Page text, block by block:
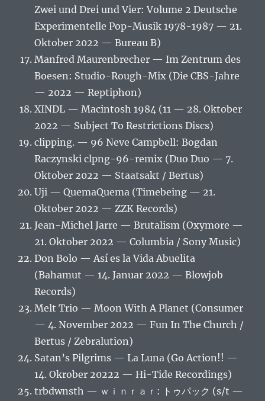
Zwei und Drei und Vier: Volume 2 Deutsche
Experimentelle Pop-Musik 1978-1987 — 21.
Oktober 2022 — Bureau B)
Manfred Maurenbrecher — Im Zentrum des
Boesen: Studio-Rough-Mix (Die CBS-Jahre
— 2022 — Reptiphon)
XINDL — Macintosh 1984 (11 — 28. Oktober
2022 — Subject To Restrictions Discs)
clipping. — 96 Neve Campbell: Bogdan
Raczynski clpng-96-remix (Duo Duo — 7.
Oktober 2022 — Staatsakt / Bertus)
Uji — QuemaQuema (Timebeing — 21.
Oktober 2022 — ZZK Records)
Jean-Michel Jarre — Brutalism (Oxymore —
21. Oktober 2022 — Columbia / Sony Music)
Don Bolo — Así es la Vida Abuelita
(Bahamut — 14. Januar 2022 — Blowjob
Records)
Melt Trio — Moon With A Planet (Consumer
— 4. November 2022 — Fun In The Church /
Bertus / Zebralution)
Satan’s Pilgrims — La Luna (Go Action!! —
14. Okrober 20222 — Hi-Tide Recordings)
trbdwnsth — ｗｉｎｒａｒ: トゥパック (s/t —